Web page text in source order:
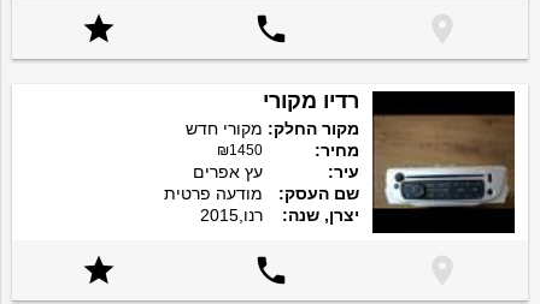



רדיו מקורי
מקור החלק: מקורי חדש
מחיר:
₪1450
עיר:
עץ אפרים
שם העסק:
מודעה פרטית
יצרן, שנה:
רנו,2015


